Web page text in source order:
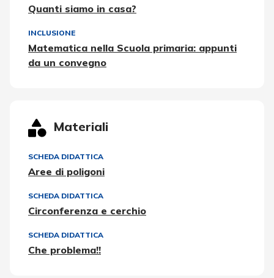
Quanti siamo in casa?
INCLUSIONE
Matematica nella Scuola primaria: appunti
da un convegno
Materiali
SCHEDA DIDATTICA
Aree di poligoni
SCHEDA DIDATTICA
Circonferenza e cerchio
SCHEDA DIDATTICA
Che problema!!